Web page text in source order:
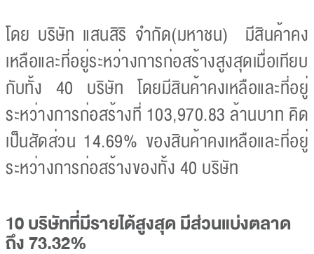
โดย บริษัท แสนสิริ จำกัด(มหาชน) มีสินค้าคง
เหลือและที่อยู่ระหว่างการก่อสร้างสูงสุดเมื่อเทียบ
กับทั้ง 40 บริษัท โดยมีสินค้าคงเหลือและที่อยู่
ระหว่างการก่อสร้างที่ 103,970.83 ล้านบาท คิด
เป็นสัดส่วน 14.69% ของสินค้าคงเหลือและที่อยู่
ระหว่างการก่อสร้างของทั้ง 40 บริษัท
10 บริษัทที่มีรายได้สูงสุด มีส่วนแบ่งตลาด
ถึง 73.32%